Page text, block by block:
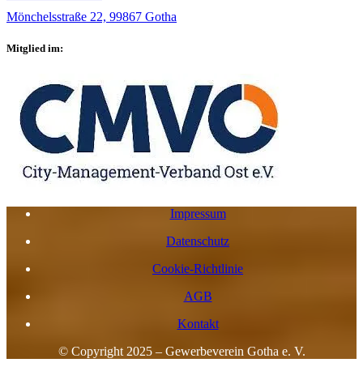
Mönchelsstraße 22, 99867 Gotha
Mitglied im:
Impressum
Datenschutz
Cookie-Richtlinie
AGB
Kontakt
© Copyright 2025 – Gewerbeverein Gotha e. V.